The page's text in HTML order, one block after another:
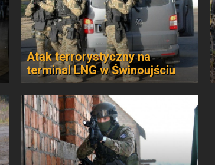
Atak terrorystyczny na
terminal LNG w Świnoujściu